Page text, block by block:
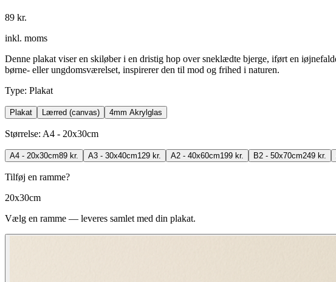
89 kr.
inkl. moms
Denne plakat viser en skiløber i en dristig hop over sneklædte bjerge, iført en
børne- eller ungdomsværelset, inspirerer den til mod og frihed i naturen.
Type: Plakat
Plakat Lærred (canvas) 4mm Akrylglas
Størrelse: A4 - 20x30cm
A4 - 20x30cm89 kr. A3 - 30x40cm129 kr. A2 - 40x60cm199 kr. B2 - 50x70cm249 kr.
Tilføj en ramme?
20x30cm
Vælg en ramme — leveres samlet med din plakat.